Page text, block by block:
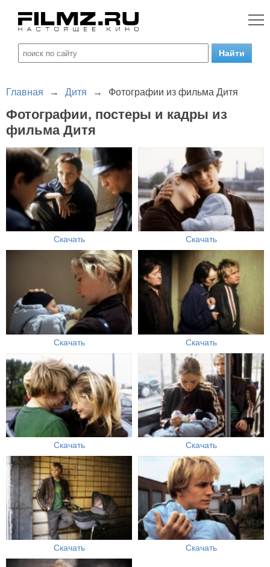
Главная → Дитя → Фотографии из фильма Дитя
Фотографии, постеры и кадры из
фильма Дитя
Скачать Скачать
Скачать Скачать
Скачать Скачать
Скачать Скачать